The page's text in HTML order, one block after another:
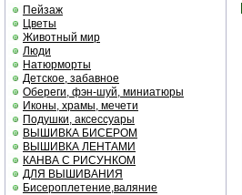
Пейзаж
Цветы
Животный мир
Люди
Натюрморты
Детское, забавное
Обереги, фэн-шуй, миниатюры
Иконы, храмы, мечети
Подушки, аксессуары
ВЫШИВКА БИСЕРОМ
ВЫШИВКА ЛЕНТАМИ
КАНВА С РИСУНКОМ
ДЛЯ ВЫШИВАНИЯ
Бисероплетение,валяние